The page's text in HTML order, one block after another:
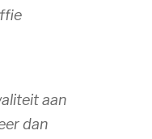
aan
dan